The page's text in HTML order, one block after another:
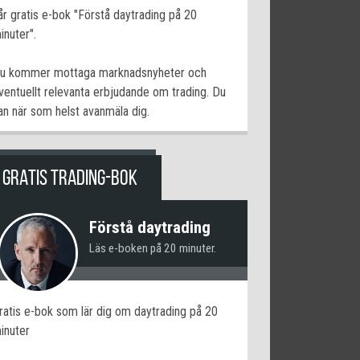
gratis e-bok "Förstå daytrading på 20
kommer mottaga marknadsnyheter och
relevanta erbjudande om trading. Du
när som helst avanmäla dig.
GRATIS TRADING-BOK
Förstå daytrading
Läs e-boken på 20 minuter.
e-bok som lär dig om daytrading på 20